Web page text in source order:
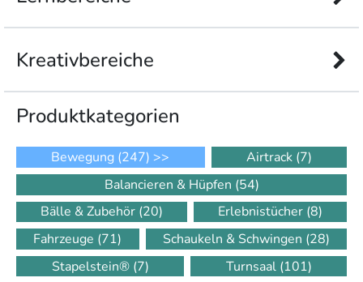
Kreativbereiche
Produkt­kategorien
Bewegung (247) >> Airtrack (7)
Balancieren & Hüpfen (54)
Bälle & Zubehör (20) Erlebnistücher (8)
Fahrzeuge (71) Schaukeln & Schwingen (28)
Stapelstein® (7) Turnsaal (101)